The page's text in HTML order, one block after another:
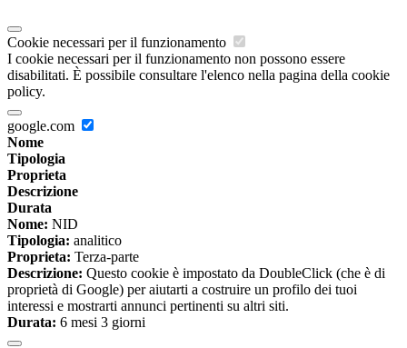
Cookie necessari per il funzionamento
I cookie necessari per il funzionamento non possono essere
disabilitati. È possibile consultare l'elenco nella pagina della cookie
policy.
google.com
Nome
Tipologia
Proprieta
Descrizione
Durata
Nome: NID
Tipologia: analitico
Proprieta: Terza-parte
Descrizione: Questo cookie è impostato da DoubleClick (che è di
proprietà di Google) per aiutarti a costruire un profilo dei tuoi
interessi e mostrarti annunci pertinenti su altri siti.
Durata: 6 mesi 3 giorni